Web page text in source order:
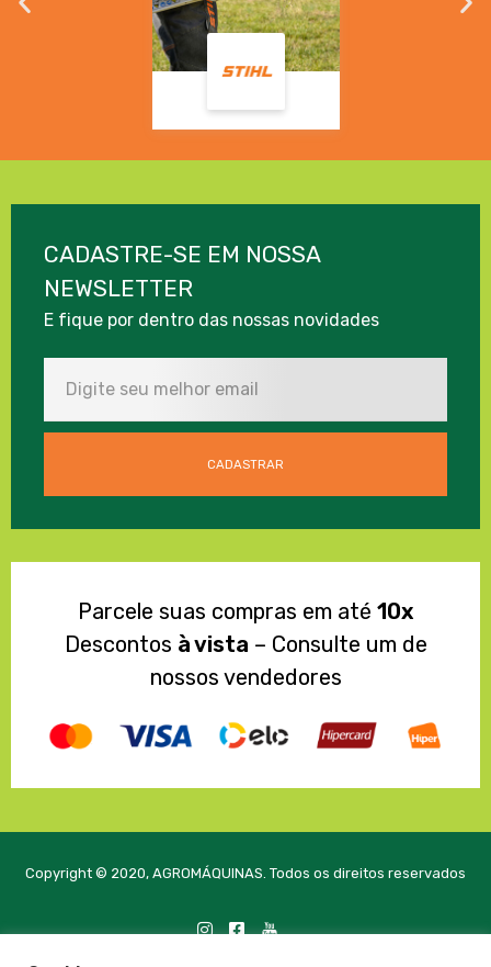
CADASTRE-SE EM NOSSA
NEWSLETTER
E fique por dentro das nossas novidades
Parcele suas compras em até 10x
Descontos à vista – Consulte um de
nossos vendedores
Copyright © 2020, AGROMÁQUINAS. Todos os direitos reservados